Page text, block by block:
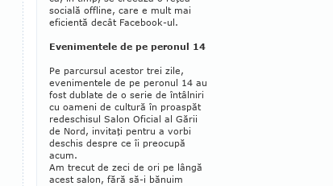
socială offline, care e mult mai
eficientă decât Facebook-ul.
Evenimentele de pe peronul 14
Pe parcursul acestor trei zile,
evenimentele de pe peronul 14 au
fost dublate de o serie de întâlniri
cu oameni de cultură în proaspăt
redeschisul Salon Ofi­cial al Gării
de Nord, invitaţi pentru a vorbi
deschis despre ce îi preocupă
acum.
Am trecut de zeci de ori pe lângă
acest salon, fără să-i bănuim